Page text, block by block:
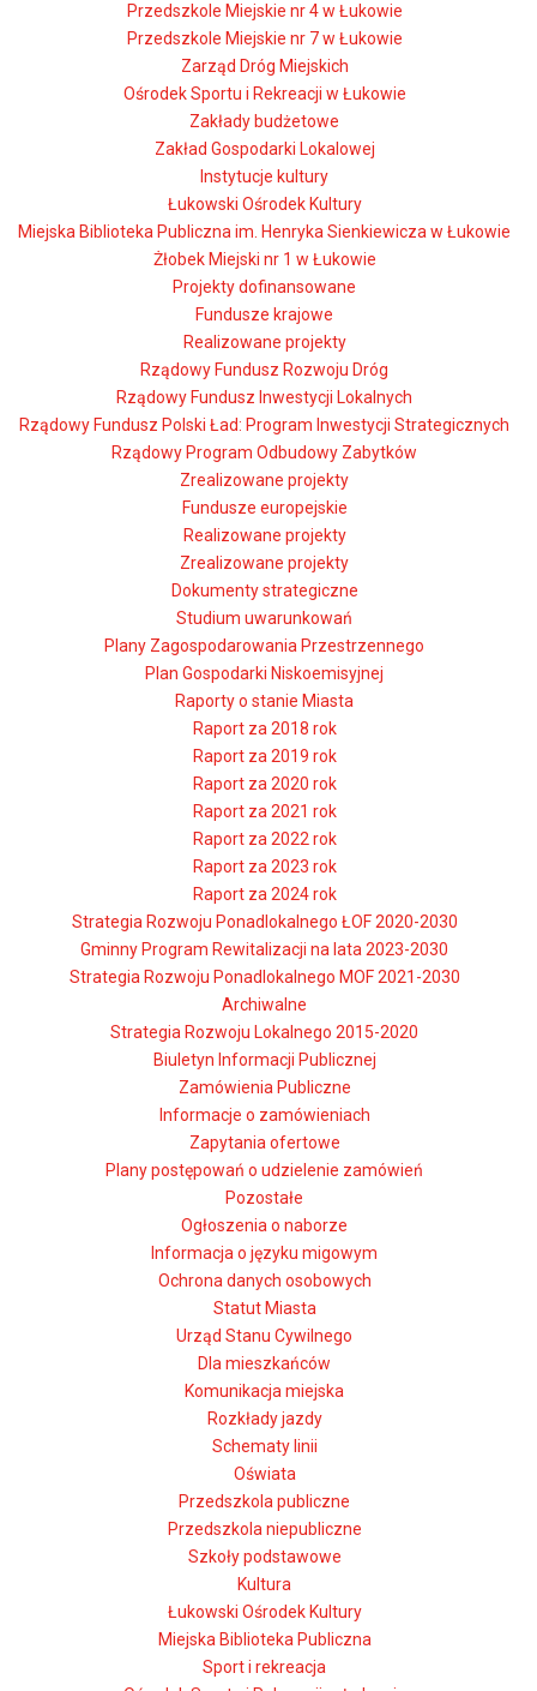
Przedszkole Miejskie nr 4 w Łukowie
Przedszkole Miejskie nr 7 w Łukowie
Zarząd Dróg Miejskich
Ośrodek Sportu i Rekreacji w Łukowie
Zakłady budżetowe
Zakład Gospodarki Lokalowej
Instytucje kultury
Łukowski Ośrodek Kultury
Miejska Biblioteka Publiczna im. Henryka Sienkiewicza w Łukowie
Żłobek Miejski nr 1 w Łukowie
Projekty dofinansowane
Fundusze krajowe
Realizowane projekty
Rządowy Fundusz Rozwoju Dróg
Rządowy Fundusz Inwestycji Lokalnych
Rządowy Fundusz Polski Ład: Program Inwestycji Strategicznych
Rządowy Program Odbudowy Zabytków
Zrealizowane projekty
Fundusze europejskie
Realizowane projekty
Zrealizowane projekty
Dokumenty strategiczne
Studium uwarunkowań
Plany Zagospodarowania Przestrzennego
Plan Gospodarki Niskoemisyjnej
Raporty o stanie Miasta
Raport za 2018 rok
Raport za 2019 rok
Raport za 2020 rok
Raport za 2021 rok
Raport za 2022 rok
Raport za 2023 rok
Raport za 2024 rok
Strategia Rozwoju Ponadlokalnego ŁOF 2020-2030
Gminny Program Rewitalizacji na lata 2023-2030
Strategia Rozwoju Ponadlokalnego MOF 2021-2030
Archiwalne
Strategia Rozwoju Lokalnego 2015-2020
Biuletyn Informacji Publicznej
Zamówienia Publiczne
Informacje o zamówieniach
Zapytania ofertowe
Plany postępowań o udzielenie zamówień
Pozostałe
Ogłoszenia o naborze
Informacja o języku migowym
Ochrona danych osobowych
Statut Miasta
Urząd Stanu Cywilnego
Dla mieszkańców
Komunikacja miejska
Rozkłady jazdy
Schematy linii
Oświata
Przedszkola publiczne
Przedszkola niepubliczne
Szkoły podstawowe
Kultura
Łukowski Ośrodek Kultury
Miejska Biblioteka Publiczna
Sport i rekreacja